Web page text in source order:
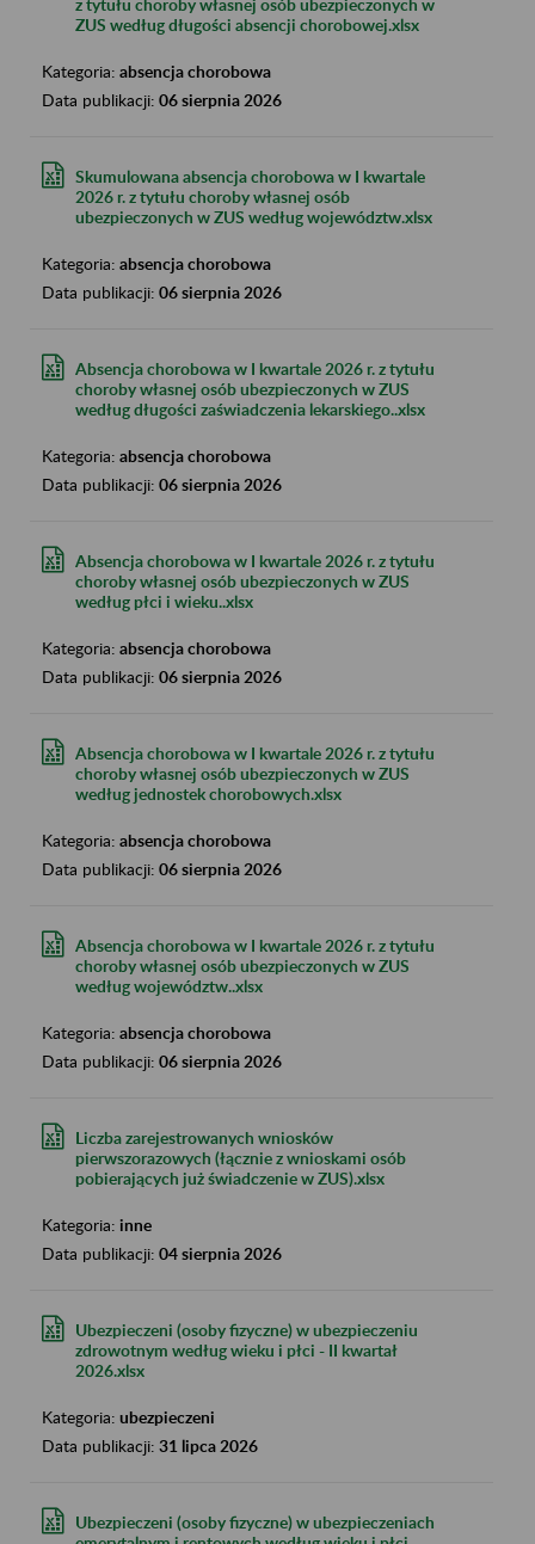
z tytułu choroby własnej osób ubezpieczonych w
ZUS według długości absencji chorobowej.xlsx
Kategoria: absencja chorobowa
Data publikacji: 06 sierpnia 2026
Skumulowana absencja chorobowa w I kwartale
2026 r. z tytułu choroby własnej osób
ubezpieczonych w ZUS według województw.xlsx
Kategoria: absencja chorobowa
Data publikacji: 06 sierpnia 2026
Absencja chorobowa w I kwartale 2026 r. z tytułu
choroby własnej osób ubezpieczonych w ZUS
według długości zaświadczenia lekarskiego..xlsx
Kategoria: absencja chorobowa
Data publikacji: 06 sierpnia 2026
Absencja chorobowa w I kwartale 2026 r. z tytułu
choroby własnej osób ubezpieczonych w ZUS
według płci i wieku..xlsx
Kategoria: absencja chorobowa
Data publikacji: 06 sierpnia 2026
Absencja chorobowa w I kwartale 2026 r. z tytułu
choroby własnej osób ubezpieczonych w ZUS
według jednostek chorobowych.xlsx
Kategoria: absencja chorobowa
Data publikacji: 06 sierpnia 2026
Absencja chorobowa w I kwartale 2026 r. z tytułu
choroby własnej osób ubezpieczonych w ZUS
według województw..xlsx
Kategoria: absencja chorobowa
Data publikacji: 06 sierpnia 2026
Liczba zarejestrowanych wniosków
pierwszorazowych (łącznie z wnioskami osób
pobierających już świadczenie w ZUS).xlsx
Kategoria: inne
Data publikacji: 04 sierpnia 2026
Ubezpieczeni (osoby fizyczne) w ubezpieczeniu
zdrowotnym według wieku i płci - II kwartał
2026.xlsx
Kategoria: ubezpieczeni
Data publikacji: 31 lipca 2026
Ubezpieczeni (osoby fizyczne) w ubezpieczeniach